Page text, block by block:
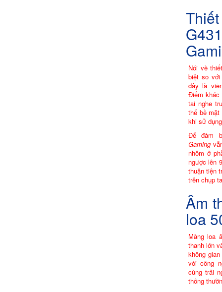
Nói về
biệt so
đây là
Điểm khác
tai nghe
thế bề mặt
khi sử
Để đảm
Gaming
nhôm ở
ngược lên
thuận tiện
trên chụp
Âm
loa
Màng loa
thanh lớn
không
với công
cùng trải
thông